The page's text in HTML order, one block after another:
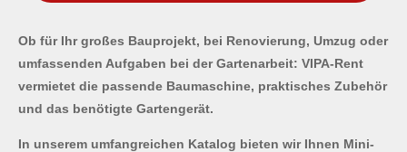
Ob für Ihr großes Bauprojekt, bei Renovierung, Umzug oder
umfassenden Aufgaben bei der Gartenarbeit: VIPA-Rent
vermietet die passende Baumaschine, praktisches Zubehör
und das benötigte Gartengerät.
In unserem umfangreichen Katalog bieten wir Ihnen Mini-